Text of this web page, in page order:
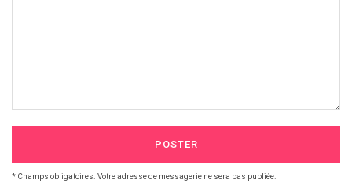
POSTER
* Champs obligatoires. Votre adresse de messagerie ne sera pas publiée.